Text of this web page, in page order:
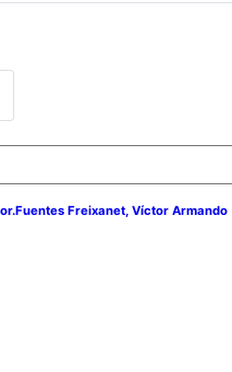
Freixanet, Víctor Armando